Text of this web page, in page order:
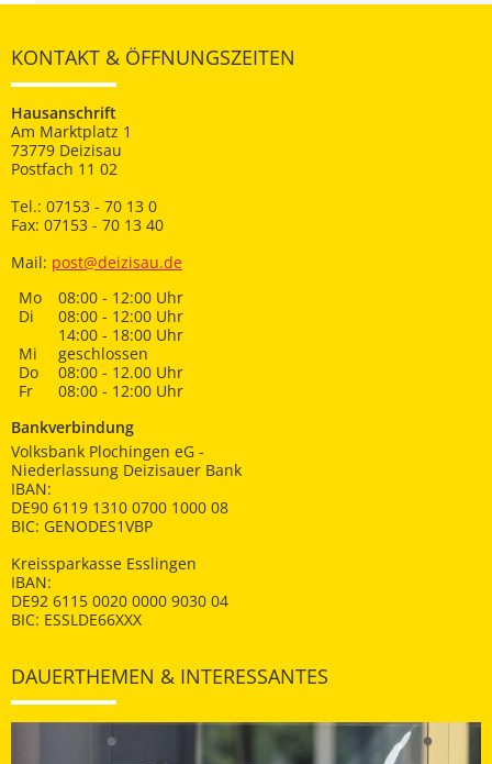
KONTAKT & ÖFFNUNGSZEITEN
Hausanschrift
Am Marktplatz 1
73779 Deizisau
Postfach 11 02
Tel.: 07153 - 70 13 0
Fax: 07153 - 70 13 40
Mail: post@deizisau.de
Mo
08:00 - 12:00 Uhr
Di
08:00 - 12:00 Uhr
14:00 - 18:00 Uhr
Mi
geschlossen
Do
08:00 - 12.00 Uhr
Fr
08:00 - 12:00 Uhr
Bankverbindung
Volksbank Plochingen eG -
Niederlassung Deizisauer Bank
IBAN:
DE90 6119 1310 0700 1000 08
BIC: GENODES1VBP
Kreissparkasse Esslingen
IBAN:
DE92 6115 0020 0000 9030 04
BIC: ESSLDE66XXX
DAUERTHEMEN & INTERESSANTES